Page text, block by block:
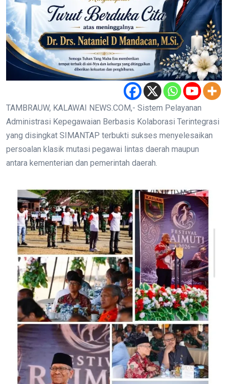
TAMBRAUW, KALAWAI NEWS.COM,- Sistem Pelayanan
Administrasi Kepegawaian Berbasis Kolaborasi Terintegrasi
yang disingkat SIMANTAP terbukti sukses menyelesaikan
persoalan klasik mutasi pegawai lintas daerah maupun
antara kementerian dan pemerintah daerah.